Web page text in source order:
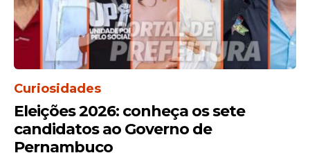
comenta jogos, bastidores e momentos
marcantes do Sport com uma linguagem
direta e popular.
O estilo espontâneo ajudou a ampliar o
alcance de seu conteúdo. Com o tempo,
ele ultrapassou as fronteiras de
Pernambuco e passou a ser reconhecido
em outros estados do Nordeste.
Curiosidades
Eleições 2026: conheça os sete
candidatos ao Governo de
Pernambuco